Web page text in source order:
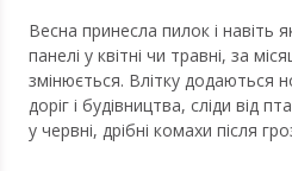
Весна принесла пилок і навіть
панелі у квітні чи травні, за
змінюється. Влітку додаються
доріг і будівництва, сліди від
у червні, дрібні комахи після